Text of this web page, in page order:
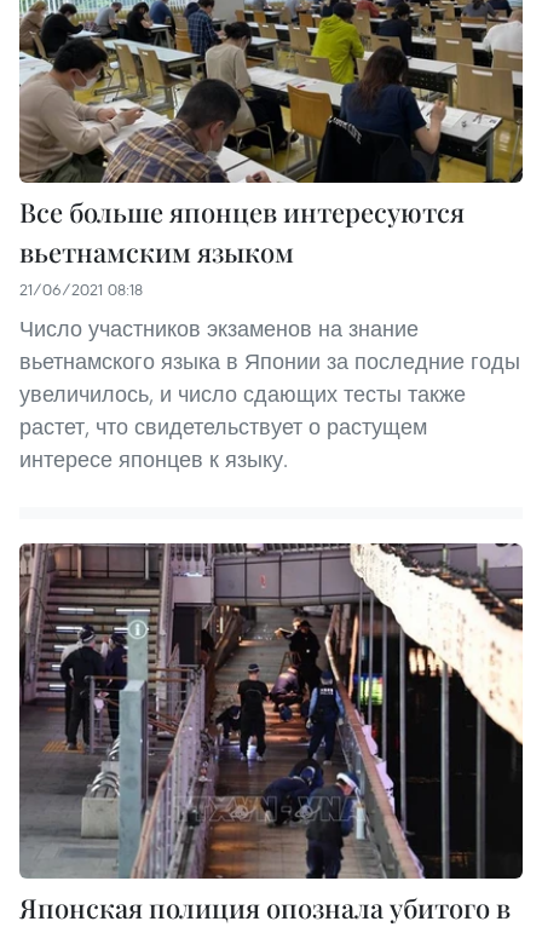
Все больше японцев интересуются
вьетнамским языком
21/06/2021 08:18
Число участников экзаменов на знание
вьетнамского языка в Японии за последние годы
увеличилось, и число сдающих тесты также
растет, что свидетельствует о растущем
интересе японцев к языку.
Японская полиция опознала убитого в